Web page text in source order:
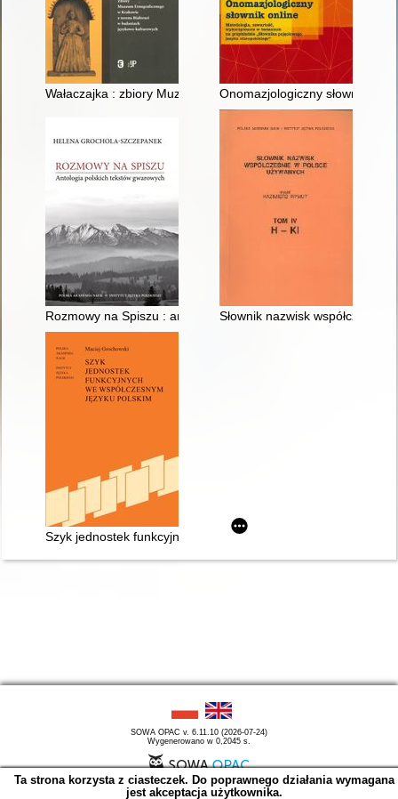
Wałaczajka : zbiory Muzeum Etnograficznego w Krakowie z
Onomazjologiczny słownik
Rozmowy na Spiszu : antologia polskich tekstów gwarowych
Słownik nazwisk współcześnie
Szyk jednostek funkcyjnych we współczesnym języku polskim
SOWA OPAC v. 6.11.10 (2026-07-24)
Wygenerowano w 0,2045 s.
Ta strona korzysta z ciasteczek. Do poprawnego działania wymagana
jest akceptacja użytkownika.